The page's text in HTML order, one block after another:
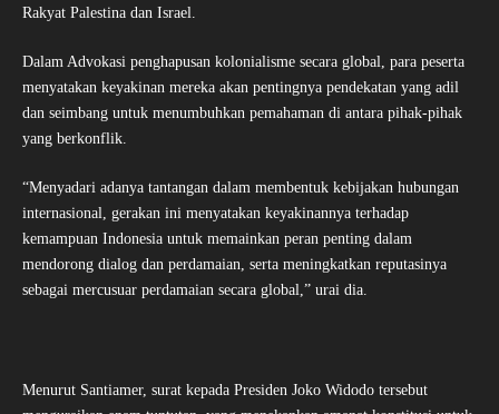
Rakyat Palestina dan Israel.
Dalam Advokasi penghapusan kolonialisme secara global, para peserta
menyatakan keyakinan mereka akan pentingnya pendekatan yang adil
dan seimbang untuk menumbuhkan pemahaman di antara pihak-pihak
yang berkonflik.
“Menyadari adanya tantangan dalam membentuk kebijakan hubungan
internasional, gerakan ini menyatakan keyakinannya terhadap
kemampuan Indonesia untuk memainkan peran penting dalam
mendorong dialog dan perdamaian, serta meningkatkan reputasinya
sebagai mercusuar perdamaian secara global,” urai dia.
Menurut Santiamer, surat kepada Presiden Joko Widodo tersebut